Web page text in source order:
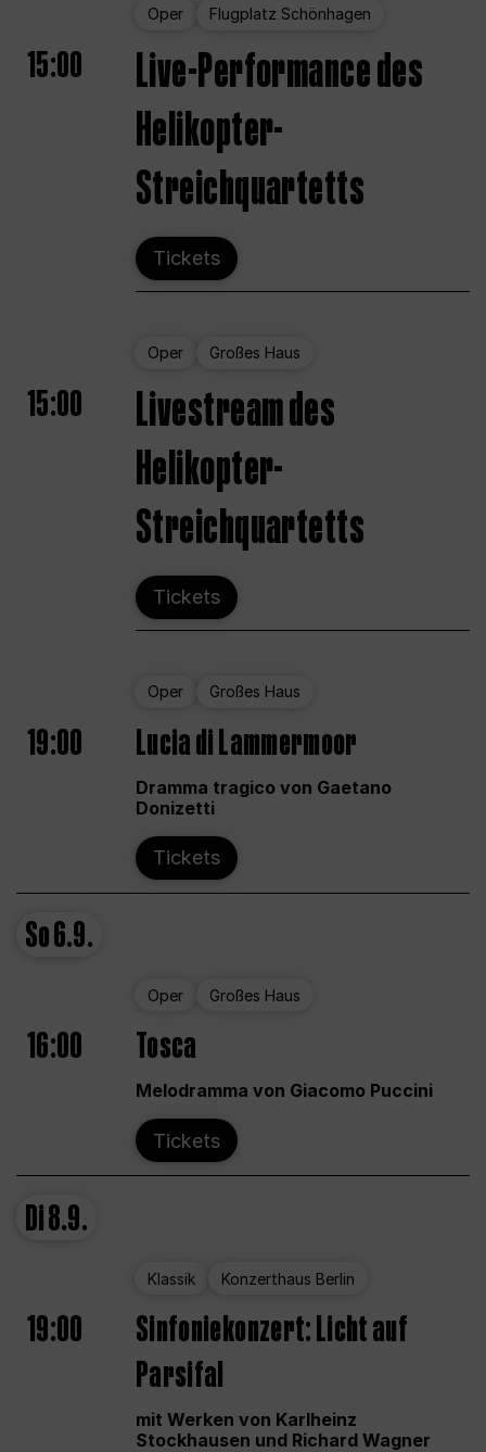
Oper Flugplatz Schönhagen
15:00
Live-Performance des
Helikopter-
Streichquartetts
Tickets
Oper Großes Haus
15:00
Livestream des
Helikopter-
Streichquartetts
Tickets
Oper Großes Haus
19:00 Lucia di Lammermoor
Dramma tragico von Gaetano
Donizetti
Tickets
So6.9.
Oper Großes Haus
16:00 Tosca
Melodramma von Giacomo Puccini
Tickets
Di8.9.
Klassik Konzerthaus Berlin
19:00
Sinfoniekonzert: Licht auf
Parsifal
mit Werken von Karlheinz
Stockhausen und Richard Wagner